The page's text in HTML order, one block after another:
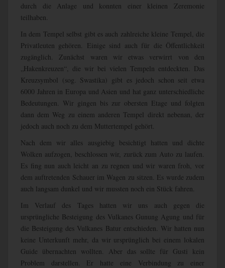
durch die Anlage und konnten einer kleinen Zeremonie
teilhaben.
In dem Tempel selbst gibt es auch zahlreiche kleine Tempel, die
Privatleuten gehören. Einige sind auch für die Öffentlichkeit
zugänglich. Zunächst waren wir etwas verwirrt von den
„Hakenkreuzen“, die wir bei vielen Tempeln entdeckten. Das
Kreuzsymbol (sog. Swastika) gibt es jedoch schon seit etwa
6000 Jahren in Europa und Asien und hat ganz unterschiedliche
Bedeutungen. Wir gingen bis zur obersten Etage und folgten
dann dem Weg zu einem anderen Tempel direkt nebenan, der
jedoch auch noch zu dem Muttertempel gehört.
Nach dem wir alles ausgiebig besichtigt hatten und dichte
Wolken aufzogen, beschlossen wir, zurück zum Auto zu laufen.
Es fing nun auch leicht an zu regnen und wir waren froh, vor
dem auftretenden Schauer im Wagen zu sitzen. Es wurde zudem
auch langsam dunkel und wir mussten noch ein Stück fahren.
Im Verlauf des Tages hatten wir uns auch gegen die
ursprüngliche Besteigung des Vulkanes Gunung Agung und für
die Besteigung des Vulkanes Batur entschieden. Wir hatten nun
keine Unterkunft mehr, da wir ursprünglich bei einem lokalen
Guide übernachten wollten. Aber das sollte für Gusti kein
Problem darstellen. Er hatte eine Verbindung zu einer